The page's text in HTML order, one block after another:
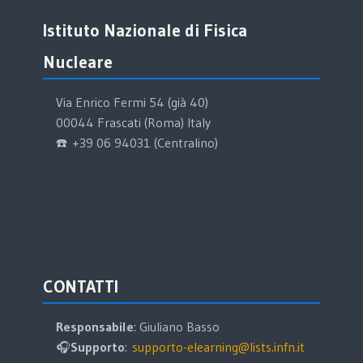
Istituto Nazionale di Fisica
Nucleare
Via Enrico Fermi 54 (già 40)
00044 Frascati (Roma) Italy
☎️ +39 06 94031 (Centralino)
CONTATTI
Responsabile: Giuliano Basso
🎧Supporto: supporto-elearning@lists.infn.it